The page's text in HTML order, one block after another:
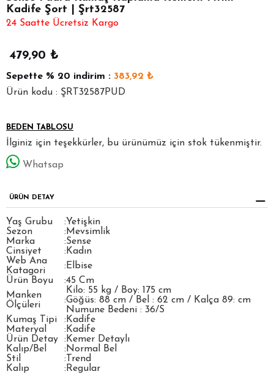
Kadife Şort | Şrt32587
24 Saatte Ücretsiz Kargo
479,90 ₺
Sepette % 20 indirim : 383,92 ₺
Ürün kodu : ŞRT32587PUD
BEDEN TABLOSU
İlginiz için teşekkürler, bu ürünümüz için stok tükenmiştir.
Whatsap
ÜRÜN DETAY
Yaş Grubu :Yetişkin
Sezon
:Mevsimlik
Marka
:Sense
Cinsiyet
: Kadın
Web Ana
Katagori
: Elbise
Ürün Boyu
:45 Cm
Manken
Ölçüleri
:
Kilo: 55 kg / Boy: 175 cm
Göğüs: 88 cm / Bel : 62 cm / Kalça 89: cm
Numune Bedeni : 36/S
Kumaş Tipi
: Kadife
Materyal
: Kadife
Ürün Detay
: Kemer Detaylı
Kalıp/Bel
: Normal Bel
Stil
:Trend
Kalıp
: Regular